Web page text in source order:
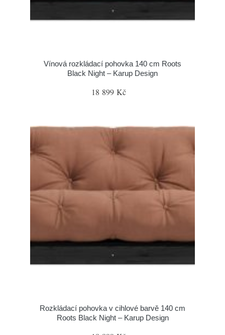
Vínová rozkládací pohovka 140 cm Roots
Black Night – Karup Design
18 899 Kč
Rozkládací pohovka v cihlové barvě 140 cm
Roots Black Night – Karup Design